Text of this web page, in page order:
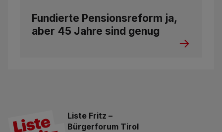
Fundierte Pensionsreform ja,
aber 45 Jahre sind genug
Liste Fritz –
Bürgerforum Tirol